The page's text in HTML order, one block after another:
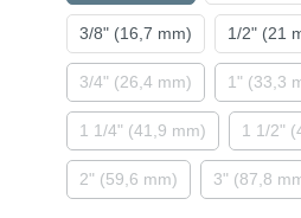
3/8" (16,7 mm) 1/2" (21
3/4" (26,4 mm) 1" (33,3
1 1/4" (41,9 mm) 1 1/2"
2" (59,6 mm) 3" (87,8